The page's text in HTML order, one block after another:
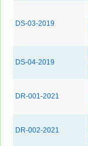
DS-03-2019
DS-04-2019
DR-001-2021
DR-002-2021